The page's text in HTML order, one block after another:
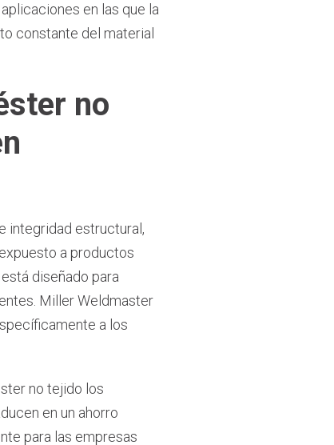
en las que la
constante del material
no
integridad estructural,
a productos
diseñado para
Miller Weldmaster
a los
no tejido los
en un ahorro
para las empresas